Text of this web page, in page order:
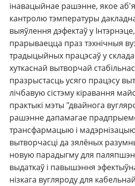
інавацыйнае рашэнне, якое
кантролю тэмпературы
выяўлення дэфектаў у
прарываецца праз тэхнічныя
традыцыйных працэсаў у
хуткаснай вытворчай
празрыстасць усяго працэсу
лічбавую сістэму кіравання
практыкі мэты "двайнога
рашэнне дапамагае
трансфармацыю і
вытворчасці да зялёных
новую парадыгму для
выдаткаў і павышэння
нізкага вугляроду для